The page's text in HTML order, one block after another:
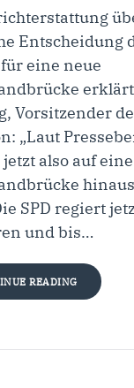
Entscheidung
eine neue
Vorsitzender
„Laut
also auf
SPD regiert
und bis…
READING